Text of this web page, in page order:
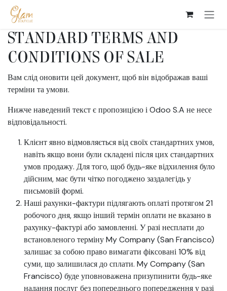
Skip to Content
STANDARD TERMS AND
CONDITIONS OF SALE
Вам слід оновити цей документ, щоб він відображав ваші
терміни та умови.
Нижче наведений текст є пропозицією і Odoo S.A не несе
відповідальності.
Клієнт явно відмовляється від своїх стандартних умов,
навіть якщо вони були складені після цих стандартних
умов продажу. Для того, щоб будь-яке відхилення було
дійсним, має бути чітко погоджено заздалегідь у
письмовій формі.
Наші рахунки-фактури підлягають оплаті протягом 21
робочого дня, якщо інший термін оплати не вказано в
рахунку-фактурі або замовленні. У разі несплати до
встановленого терміну My Company (San Francisco)
залишає за собою право вимагати фіксовані 10% від
суми, що залишилася до сплати. My Company (San
Francisco) буде уповноважена призупинити будь-яке
надання послуг без попереднього попередження у разі